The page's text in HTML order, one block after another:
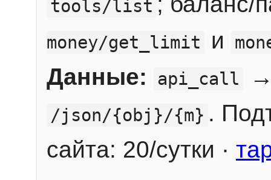
tools/list
money/get_limit и
Данные: api_call
/json/{obj}/{m} .
сайта: 20/сутки ·